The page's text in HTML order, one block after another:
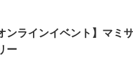
ンラインイベント】マミ
ー